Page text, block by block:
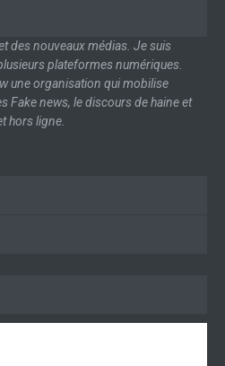
des nouveaux médias. Je suis
plateformes numériques.
une organisation qui mobilise
Fake news, le discours de haine et
hors ligne.